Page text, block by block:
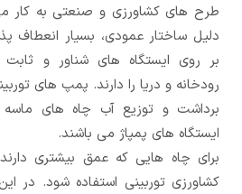
طرح های کشاورزی و صنعتی به کار
دلیل ساختار عمودی، بسیار انعطاف
بر روی ایستگاه های شناور و ثابت
رودخانه و دریا را دارند. پمپ های
برداشت و توزیع آب چاه های
ایستگاه های پمپاژ می باشند.
برای چاه هایی که عمق بیشتری
کشاورزی توربینی استفاده شود. در